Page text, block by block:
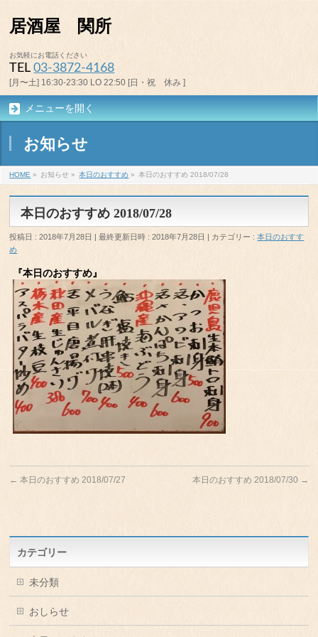
居酒屋 関所
お気軽にお電話ください
TEL03-3872-4168
[月〜土] 16:30-23:30 LO 22:50 [日・祝 休み ]
メニューを開く
お知らせ
HOME » お知らせ » 本日のおすすめ » 本日のおすすめ 2018/07/28
本日のおすすめ 2018/07/28
投稿日 : 2018年7月28日 最終更新日時 : 2018年7月28日 カテゴリー :本日のおすす
め
『本日のおすすめ』
← 本日のおすすめ 2018/07/27 本日のおすすめ 2018/07/30 →
カテゴリー
未分類
おしらせ